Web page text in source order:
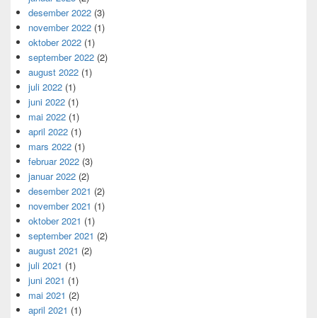
desember 2022 (3)
november 2022 (1)
oktober 2022 (1)
september 2022 (2)
august 2022 (1)
juli 2022 (1)
juni 2022 (1)
mai 2022 (1)
april 2022 (1)
mars 2022 (1)
februar 2022 (3)
januar 2022 (2)
desember 2021 (2)
november 2021 (1)
oktober 2021 (1)
september 2021 (2)
august 2021 (2)
juli 2021 (1)
juni 2021 (1)
mai 2021 (2)
april 2021 (1)